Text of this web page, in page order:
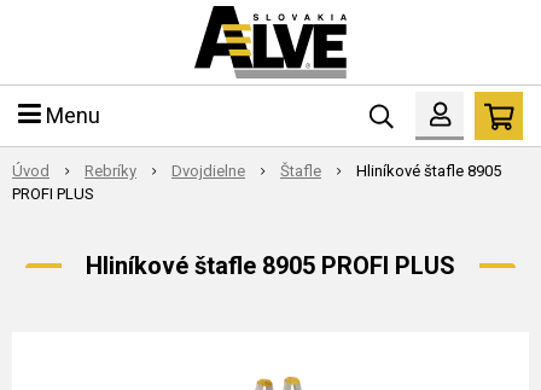
Menu
Úvod Rebríky Dvojdielne Štafle
Hliníkové štafle 8905
PROFI PLUS
Hliníkové štafle 8905 PROFI PLUS